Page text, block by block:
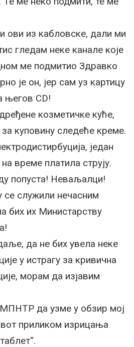
ови из кабловске, дали ми
гледам неке канале које
ме подмитио Здравко
је он, јер сам уз картицу
његов CD!
козметичке куће,
куповину следеће креме.
један
време платила струју.
попуста! Неваљалци!
служили нечасним
бих их Министарству
да не бих увела неке
у истрагу за кривична
морам да изјавим
да узме у обзир мој
приликом изрицања